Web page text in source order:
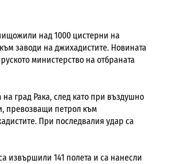
над 1000 цистерни на
заводи на джихадистите. Новината
министерство на отбраната
град Рака, след като при въздушно
превозващи петрол към
При последвалия удар са
извършили 141 полета и са нанесли